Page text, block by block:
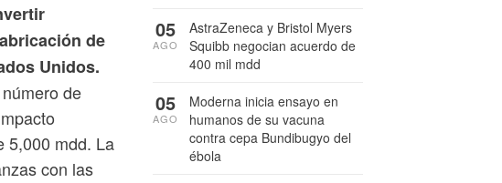
de
Unidos.
de
5,000 mdd. La
con las
AstraZeneca y Bristol Myers
Squibb negocian acuerdo de
400 mil mdd
05
AGO
Moderna inicia ensayo en
humanos de su vacuna
contra cepa Bundibugyo del
ébola
05
AGO